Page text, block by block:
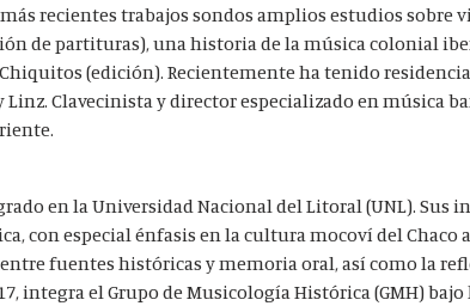
recientes trabajos sondos amplios estudios sobre
de partituras), una historia de la música colonial
(edición). Recientemente ha tenido
Clavecinista y director especializado en música
en la Universidad Nacional del Litoral (UNL). Sus
con especial énfasis en la cultura mocoví del Chaco
fuentes históricas y memoria oral, así como la
integra el Grupo de Musicología Histórica (GMH)